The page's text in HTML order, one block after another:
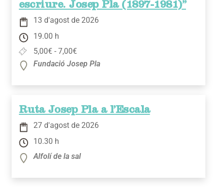
escriure. Josep Pla (1897-1981)”
13 d'agost de 2026
19.00 h
5,00€ - 7,00€
Fundació Josep Pla
Ruta Josep Pla a l’Escala
27 d'agost de 2026
10.30 h
Alfolí de la sal